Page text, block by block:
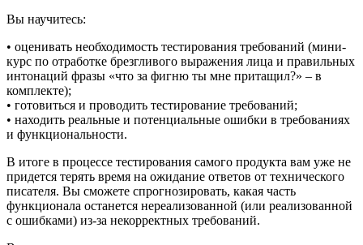
Вы научитесь:
• оценивать необходимость тестирования требований (мини-
курс по отработке брезгливого выражения лица и правильных
интонаций фразы «что за фигню ты мне притащил?» – в
комплекте);
• готовиться и проводить тестирование требований;
• находить реальные и потенциальные ошибки в требованиях
и функциональности.
В итоге в процессе тестирования самого продукта вам уже не
придется терять время на ожидание ответов от технического
писателя. Вы сможете спрогнозировать, какая часть
функционала останется нереализованной (или реализованной
с ошибками) из-за некорректных требований.